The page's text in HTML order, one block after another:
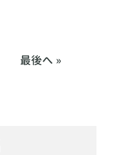
最後へ »